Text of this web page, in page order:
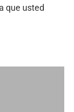
que usted